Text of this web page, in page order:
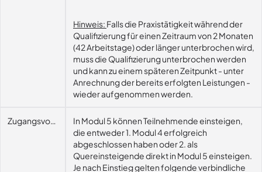
Hinweis: Falls die Praxistätigkeit während der
Qualifizierung für einen Zeitraum von 2 Monaten
(42 Arbeitstage) oder länger unterbrochen wird,
muss die Qualifizierung unterbrochen werden
und kann zu einem späteren Zeitpunkt - unter
Anrechnung der bereits erfolgten Leistungen -
wieder aufgenommen werden.
ZugangsvoraussetzungenIn Modul 5 können Teilnehmende einsteigen,
die entweder 1. Modul 4 erfolgreich
abgeschlossen haben oder 2. als
Quereinsteigende direkt in Modul 5 einsteigen.
Je nach Einstieg gelten folgende verbindliche